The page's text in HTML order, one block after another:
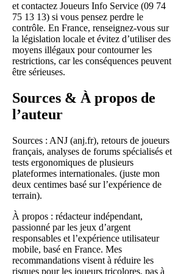
et contactez Joueurs Info Service (09 74
75 13 13) si vous pensez perdre le
contrôle. En France, renseignez‑vous sur
la législation locale et évitez d’utiliser des
moyens illégaux pour contourner les
restrictions, car les conséquences peuvent
être sérieuses.
Sources & À propos de
l’auteur
Sources : ANJ (anj.fr), retours de joueurs
français, analyses de forums spécialisés et
tests ergonomiques de plusieurs
plateformes internationales. (juste mon
deux centimes basé sur l’expérience de
terrain).
À propos : rédacteur indépendant,
passionné par les jeux d’argent
responsables et l’expérience utilisateur
mobile, basé en France. Mes
recommandations visent à réduire les
risques pour les joueurs tricolores, pas à